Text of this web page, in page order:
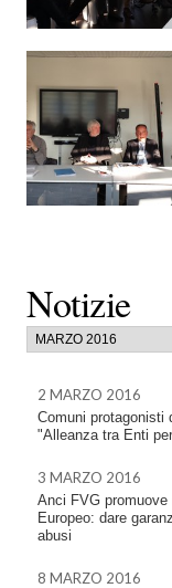
Notizie
2 MARZO 2016
Comuni protagonisti
"Alleanza tra Enti
3 MARZO 2016
Anci FVG
Europeo: dare
abusi
8 MARZO 2016